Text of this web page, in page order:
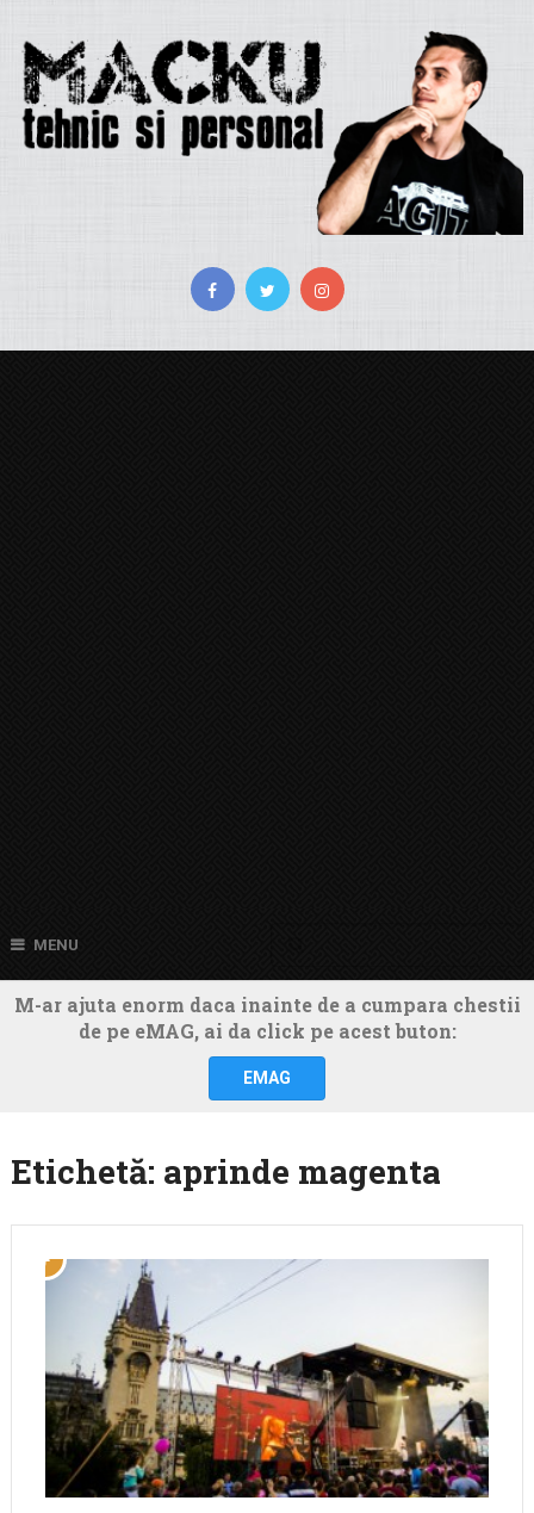
MENU
M-ar ajuta enorm daca inainte de a cumpara chestii
de pe eMAG, ai da click pe acest buton:
EMAG
Etichetă: aprinde magenta